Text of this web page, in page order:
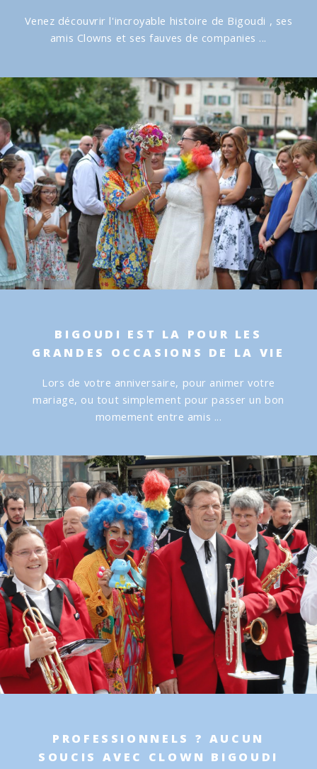
Venez découvrir l'incroyable histoire de Bigoudi , ses
amis Clowns et ses fauves de companies ...
BIGOUDI EST LA POUR LES
GRANDES OCCASIONS DE LA VIE
Lors de votre anniversaire, pour animer votre
mariage, ou tout simplement pour passer un bon
momement entre amis ...
PROFESSIONNELS ? AUCUN
SOUCIS AVEC CLOWN BIGOUDI